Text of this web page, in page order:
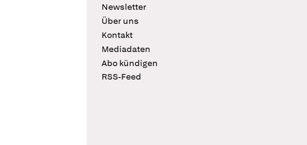
Newsletter
Über uns
Kontakt
Mediadaten
Abo kündigen
RSS-Feed